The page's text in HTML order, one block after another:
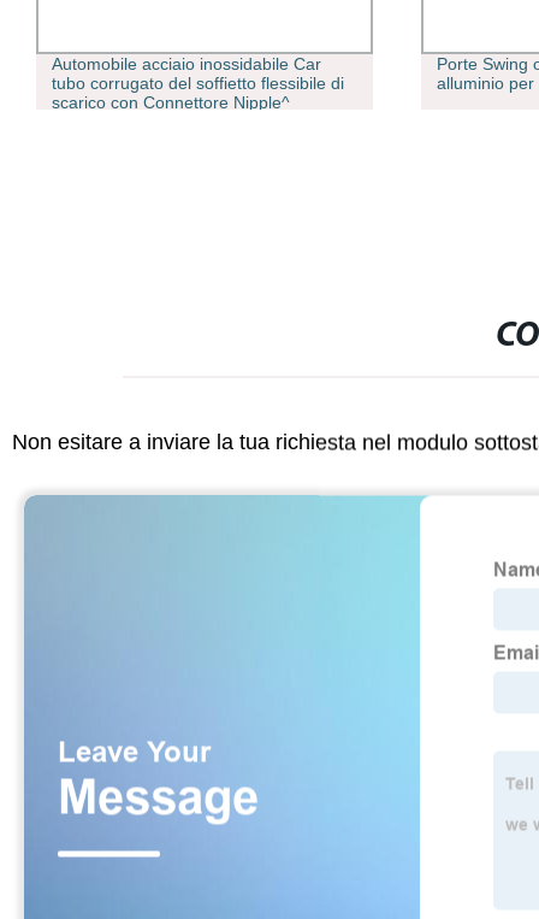
Automobile acciaio inossidabile Car
tubo corrugato del soffietto flessibile di
scarico con Connettore Nipple^
Porte Swing
alluminio
Non esitare a inviare la tua richiesta nel modulo